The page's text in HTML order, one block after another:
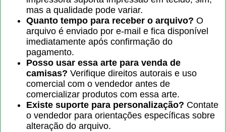
mas a qualidade pode variar.
Quanto tempo para receber o arquivo? O
arquivo é enviado por e-mail e fica disponível
imediatamente após confirmação do
pagamento.
Posso usar essa arte para venda de
camisas? Verifique direitos autorais e uso
comercial com o vendedor antes de
comercializar produtos com essa arte.
Existe suporte para personalização? Contate
o vendedor para orientações específicas sobre
alteração do arquivo.